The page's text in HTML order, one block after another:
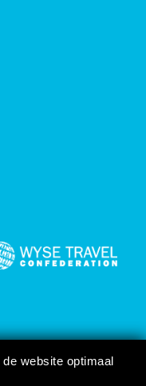
website optimaal